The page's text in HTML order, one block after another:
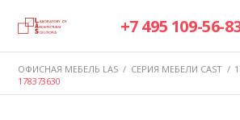
+7 495 109-56-
ОФИСНАЯ МЕБЕЛЬ LAS / СЕРИЯ МЕБЕЛИ CAST /
178373630